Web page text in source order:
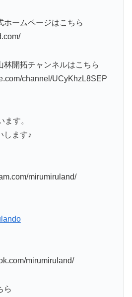
ホームページはこちら
林開拓チャンネルはこちら
channel/UCyKhzL8SEP
す。
します♪
mirumiruland/
mirumiruland/
ら